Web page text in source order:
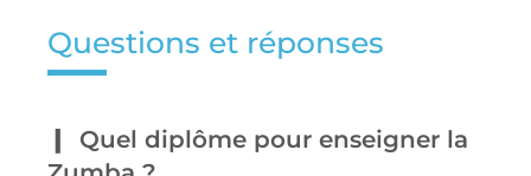
Questions et réponses
Quel diplôme pour enseigner la